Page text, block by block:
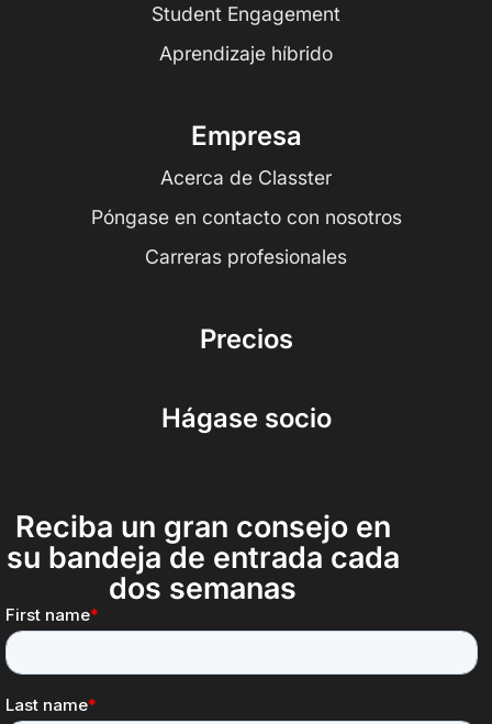
Student Engagement
Aprendizaje híbrido
Empresa
Acerca de Classter
Póngase en contacto con nosotros
Carreras profesionales
Precios
Hágase socio
Reciba un gran consejo en
su bandeja de entrada cada
dos semanas